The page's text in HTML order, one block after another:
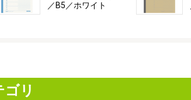
／B5／ホワイト
リ